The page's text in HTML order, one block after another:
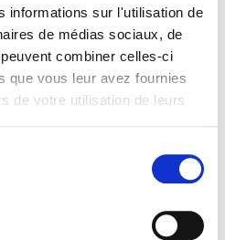
informations sur l'utilisation de
de médias sociaux, de
combiner celles-ci
que vous leur avez fournies
de votre utilisation de leurs
DU SITE ACCESSIBILITÉ CONTACT
Institutua Fundazioa
Bilbo -
52